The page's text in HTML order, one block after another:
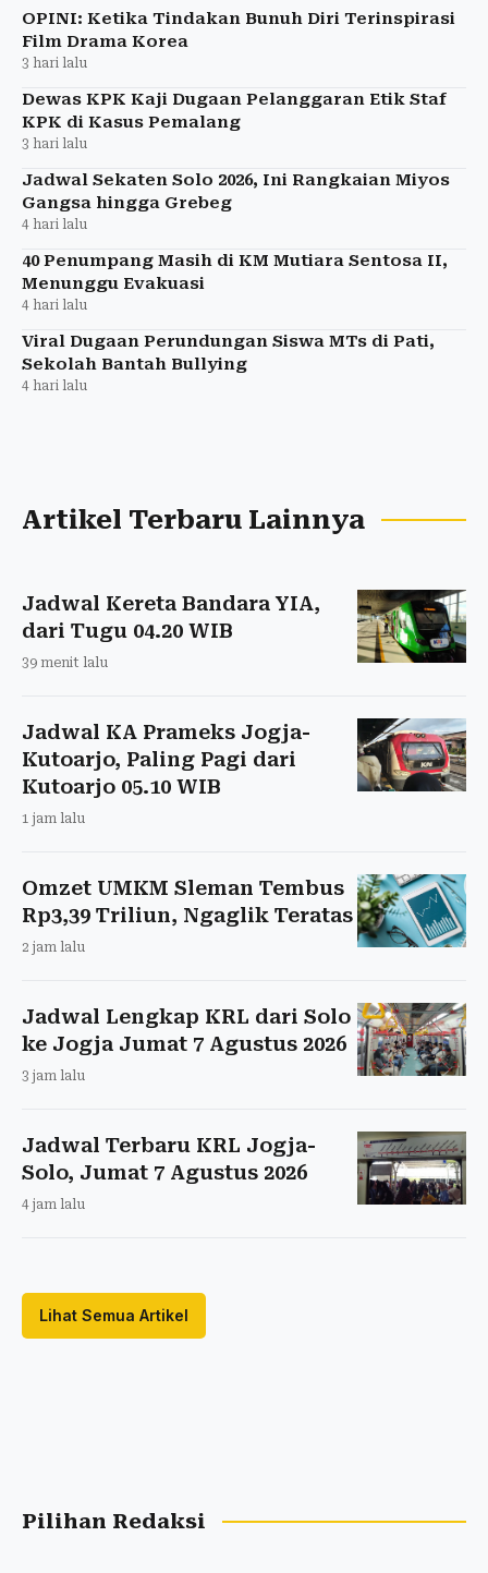
tidak lagi ha
OPINI: Ketika Tindakan Bunuh Diri Terinspirasi
Film Drama Korea
3 hari lalu
Dewas KPK Kaji Dugaan Pelanggaran Etik Staf
KPK di Kasus Pemalang
3 hari lalu
Jadwal Sekaten Solo 2026, Ini Rangkaian Miyos
Gangsa hingga Grebeg
4 hari lalu
40 Penumpang Masih di KM Mutiara Sentosa II,
Menunggu Evakuasi
4 hari lalu
Viral Dugaan Perundungan Siswa MTs di Pati,
Sekolah Bantah Bullying
4 hari lalu
Artikel Terbaru Lainnya
Jadwal Kereta Bandara YIA,
dari Tugu 04.20 WIB
39 menit lalu
Jadwal KA Prameks Jogja-
Kutoarjo, Paling Pagi dari
Kutoarjo 05.10 WIB
1 jam lalu
Omzet UMKM Sleman Tembus
Rp3,39 Triliun, Ngaglik Teratas
2 jam lalu
Jadwal Lengkap KRL dari Solo
ke Jogja Jumat 7 Agustus 2026
3 jam lalu
Jadwal Terbaru KRL Jogja-
Solo, Jumat 7 Agustus 2026
4 jam lalu
Lihat Semua Artikel
Pilihan Redaksi